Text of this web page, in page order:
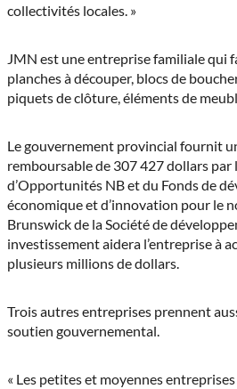
collectivités locales. »
JMN est une entreprise familiale qui
planches à découper, blocs de
piquets de clôture, éléments de
Le gouvernement provincial fournit
remboursable de 307 427 dollars par
d’Opportunités NB et du Fonds de
économique et d’innovation pour le
Brunswick de la Société de
investissement aidera l’entreprise à
plusieurs millions de dollars.
Trois autres entreprises prennent
soutien gouvernemental.
« Les petites et moyennes